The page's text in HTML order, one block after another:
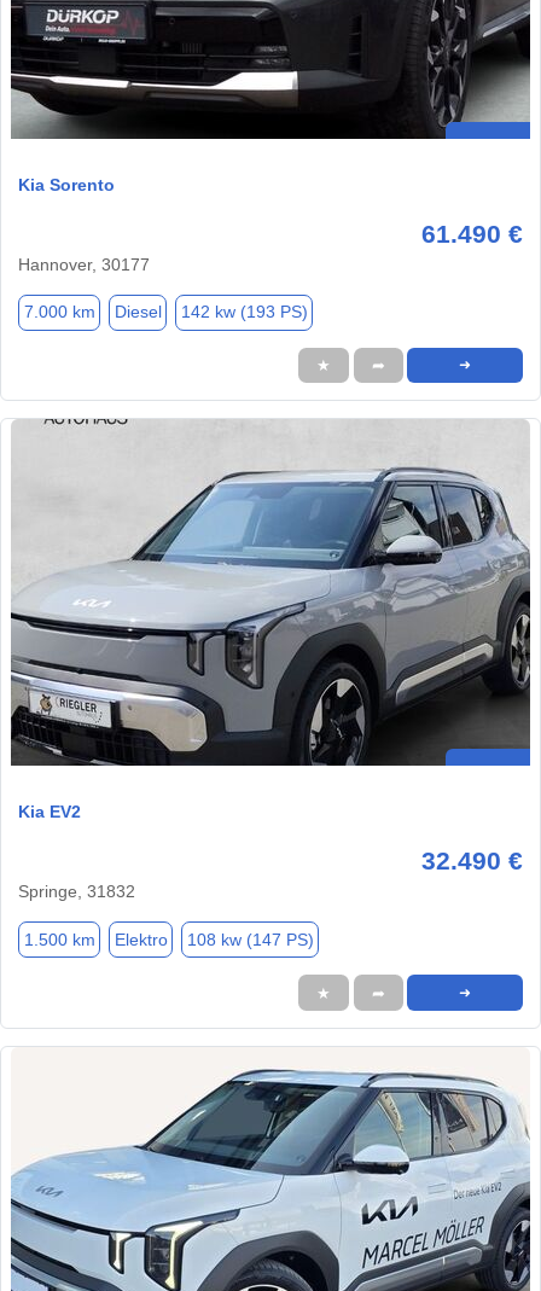
Kia Sorento
61.490 €
Hannover, 30177
7.000 km Diesel 142 kw (193 PS)
★ ➦ ➜
Kia EV2
32.490 €
Springe, 31832
1.500 km Elektro 108 kw (147 PS)
★ ➦ ➜